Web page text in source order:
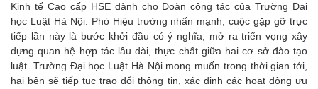
Kinh tế Cao cấp HSE dành cho Đoàn công tác của Trường Đại
học Luật Hà Nội. Phó Hiệu trưởng nhấn mạnh, cuộc gặp gỡ trực
tiếp lần này là bước khởi đầu có ý nghĩa, mở ra triển vọng xây
dựng quan hệ hợp tác lâu dài, thực chất giữa hai cơ sở đào tạo
luật. Trường Đại học Luật Hà Nội mong muốn trong thời gian tới,
hai bên sẽ tiếp tục trao đổi thông tin, xác định các hoạt động ưu